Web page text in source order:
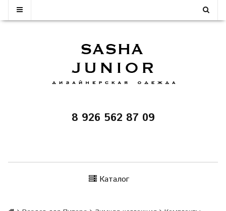
8 926 562 87 09
Каталог